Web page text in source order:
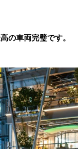
の車両完璧です。